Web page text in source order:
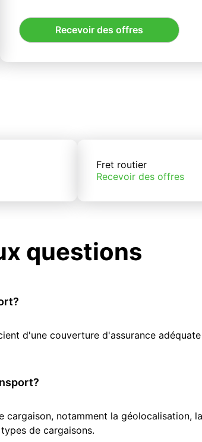
Recevoir des offres
Fret routier
Recevoir des offres
questions
d'une couverture d'assurance
notamment la géolocalisation,
de cargaisons.